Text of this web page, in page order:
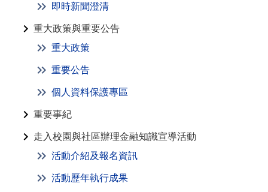
即時新聞澄清
重大政策與重要公告
重大政策
重要公告
個人資料保護專區
重要事紀
走入校園與社區辦理金融知識宣導活動
活動介紹及報名資訊
活動歷年執行成果